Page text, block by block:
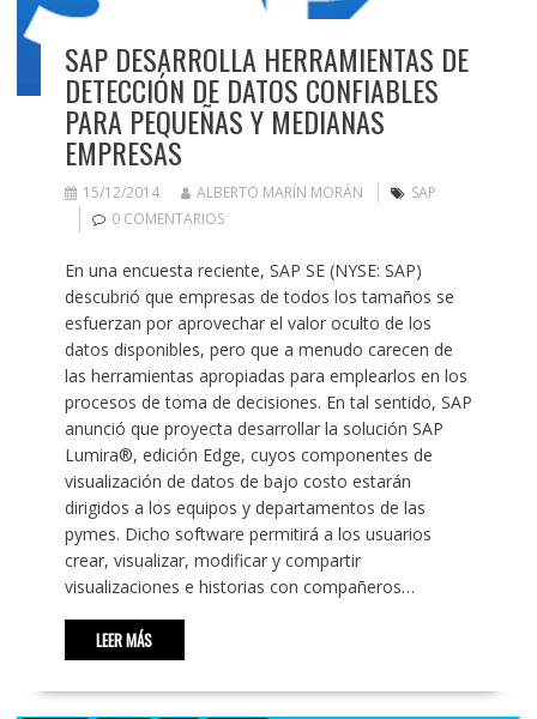
SAP DESARROLLA HERRAMIENTAS DE
DETECCIÓN DE DATOS CONFIABLES
PARA PEQUEÑAS Y MEDIANAS
EMPRESAS
15/12/2014 ALBERTO MARÍN MORÁN
SAP
0 COMENTARIOS
En una encuesta reciente, SAP SE (NYSE: SAP)
descubrió que empresas de todos los tamaños se
esfuerzan por aprovechar el valor oculto de los
datos disponibles, pero que a menudo carecen de
las herramientas apropiadas para emplearlos en los
procesos de toma de decisiones. En tal sentido, SAP
anunció que proyecta desarrollar la solución SAP
Lumira®, edición Edge, cuyos componentes de
visualización de datos de bajo costo estarán
dirigidos a los equipos y departamentos de las
pymes. Dicho software permitirá a los usuarios
crear, visualizar, modificar y compartir
visualizaciones e historias con compañeros…
LEER MÁS